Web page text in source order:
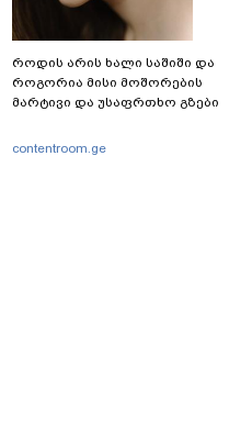
როდის არის ხალი საშიში და
როგორია მისი მოშორების
მარტივი და უსაფრთხო გზები
contentroom.ge